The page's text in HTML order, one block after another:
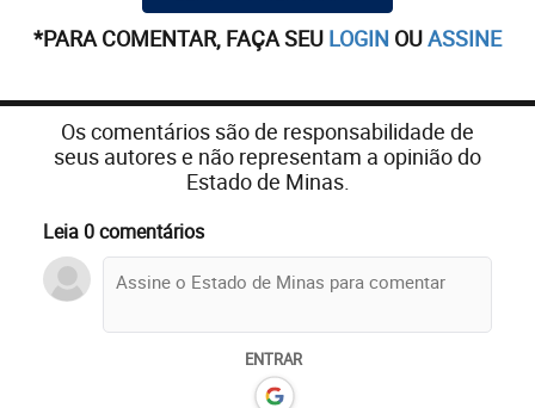
*PARA COMENTAR, FAÇA SEU LOGIN OUASSINE
Os comentários são de responsabilidade de
seus autores e não representam a opinião do
Estado de Minas.
Leia 0 comentários
ENTRAR